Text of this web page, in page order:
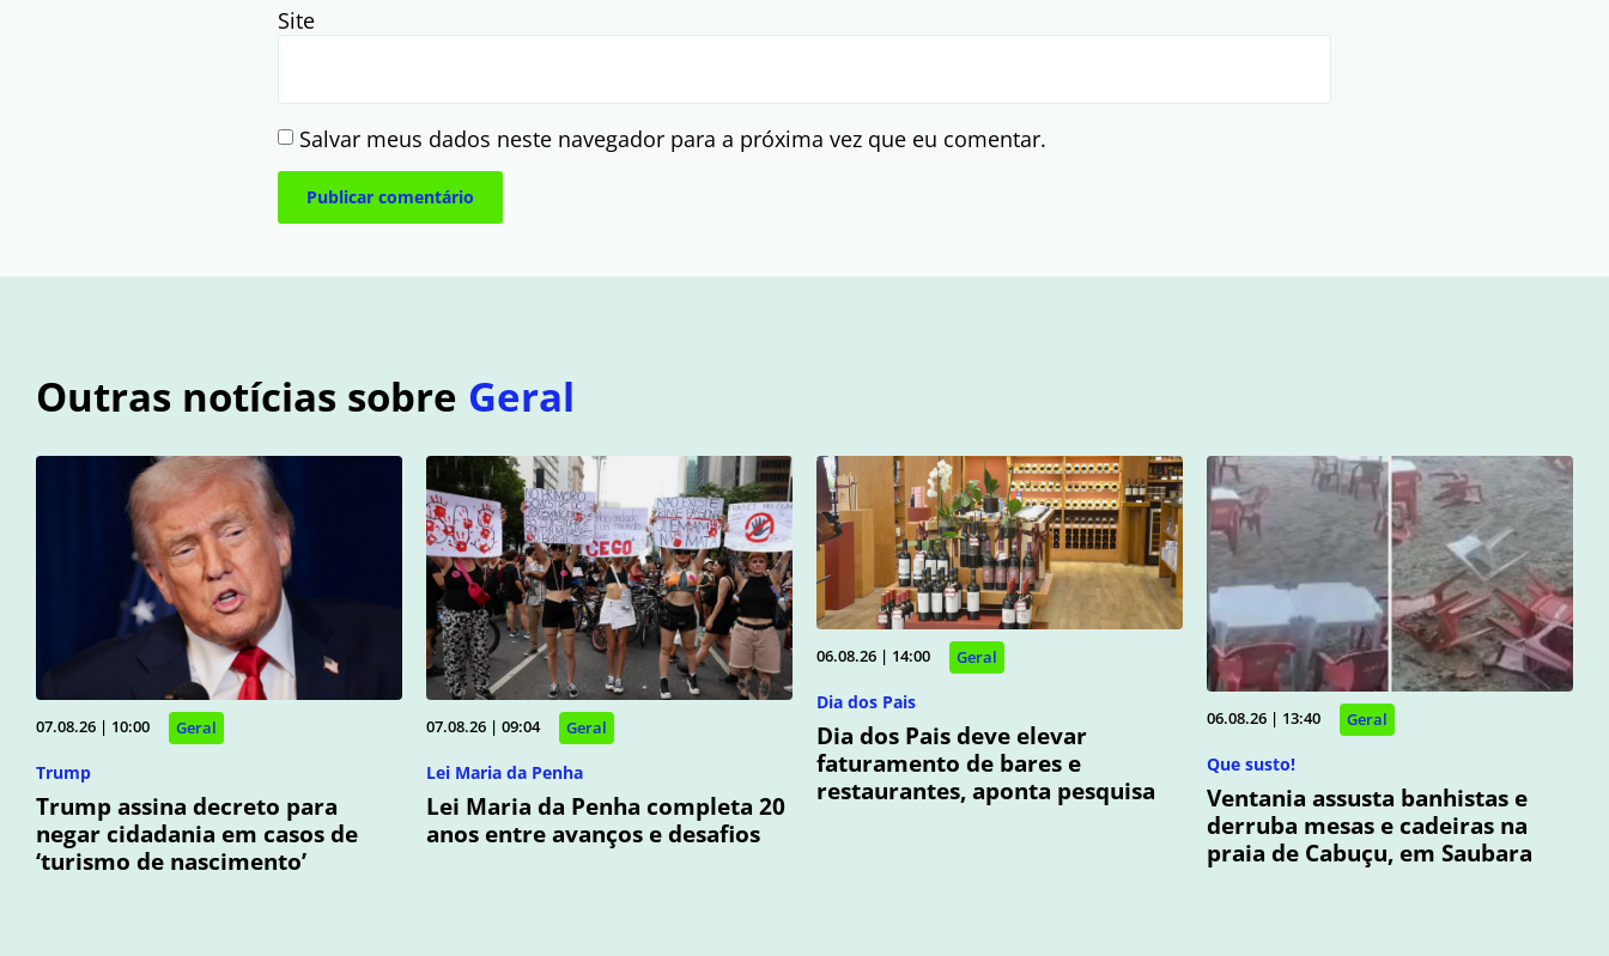
Site
Salvar meus dados neste navegador para a próxima vez que eu comentar.
Outras notícias sobre Geral
07.08.26 | 10:00 Geral
Trump
Trump assina decreto para
negar cidadania em casos de
‘turismo de nascimento’
07.08.26 | 09:04 Geral
Lei Maria da Penha
Lei Maria da Penha completa 20
anos entre avanços e desafios
06.08.26 | 14:00 Geral
Dia dos Pais
Dia dos Pais deve elevar
faturamento de bares e
restaurantes, aponta pesquisa
06.08.26 | 13:40 Geral
Que susto!
Ventania assusta banhistas e
derruba mesas e cadeiras na
praia de Cabuçu, em Saubara